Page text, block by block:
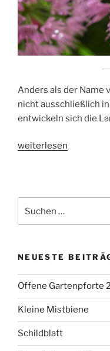
Anders als der Name
nicht ausschließlich
entwickeln sich die
„Große
weiterlesen
nach:
NEUESTE
Offene Gartenpforte
Kleine Mistbiene
Schildblatt